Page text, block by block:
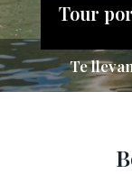
Tour
Te